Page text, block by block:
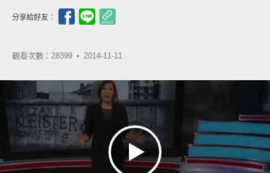
分享給好友：
觀看次數：28399 • 2014-11-11